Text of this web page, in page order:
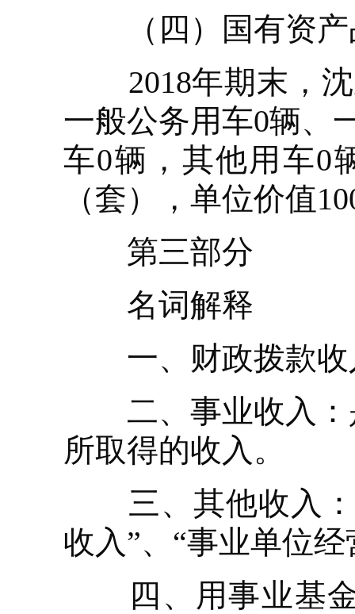
（四）国有资产
2018年期末，沈
一般公务用车0辆、
车0辆，其他用车0
（套），单位价值
第三部分
名词解释
一、财政拨款收
二、事业收入：
所取得的收入。
三、其他收入：
收入”、“事业单位
四、用事业基金